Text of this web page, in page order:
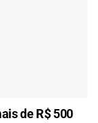
de R$ 500